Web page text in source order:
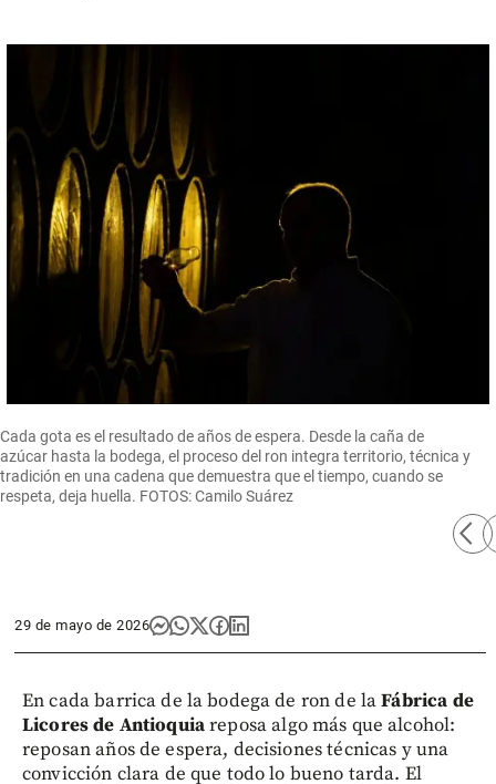
arrow_back_ios
Cada gota es el resultado de años de espera. Desde la caña de
azúcar hasta la bodega, el proceso del ron integra territorio, técnica y
tradición en una cadena que demuestra que el tiempo, cuando se
respeta, deja huella. FOTOS: Camilo Suárez
29 de mayo de 2026
En cada barrica de la bodega de ron de laFábrica de
Licores de Antioquiareposa algo más que alcohol:
reposan años de espera, decisiones técnicas y una
convicción clara de que todo lo bueno tarda. El